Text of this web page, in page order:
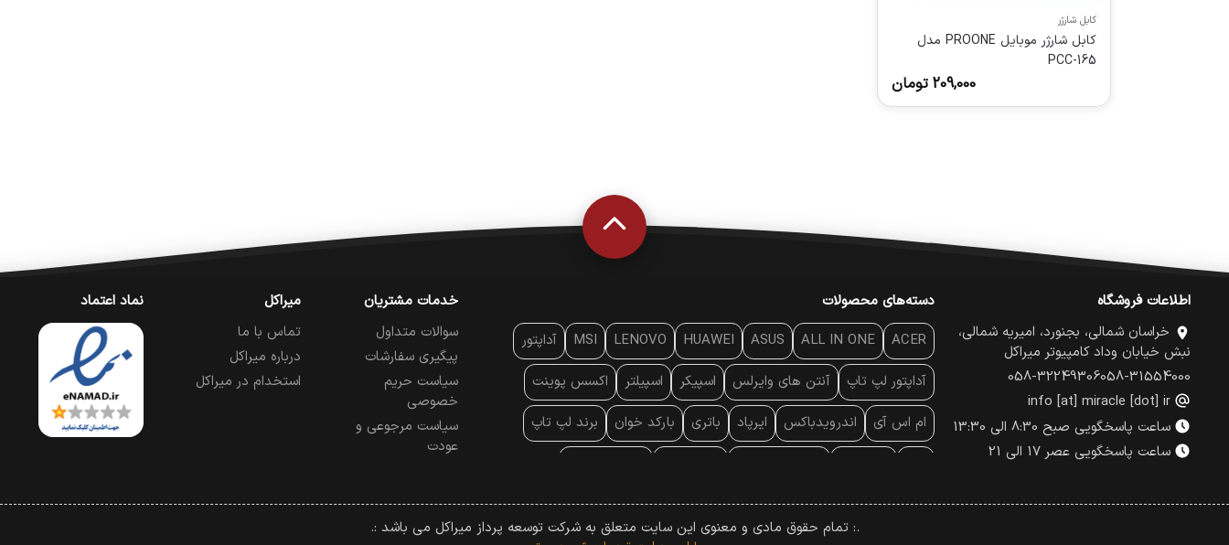
کابل شارژر
کابل شارژر موبایل PROONE مدل
PCC-165
209,000 تومان
اطلاعات فروشگاه
خراسان شمالی، بجنورد، امیریه شمالی،
نبش خیابان وداد کامپیوتر میراکل
058-31554000
058-32249306
info [at] miracle [dot] ir
ساعت پاسخگویی صبح 8:30 الی 13:30
ساعت پاسخگویی عصر 17 الی 21
دسته‌های محصولات
ACER
ALL IN ONE
ASUS
HUAWEI
LENOVO
MSI
آداپتور
آداپتور لپ تاپ
آنتن‌ های وایرلس اسپیکر اسپیلتر
اکسس پوینت
ام اس آی
اندرویدباکس ایرپاد باتری بارکد خوان
برند لپ تاپ
پچ کورد شبکه
پد موس پردازنده پرده نمایش
پرینتر حرارتی
خدمات مشتریان
سوالات متداول
پیگیری سفارشات
سیاست حریم
خصوصی
سیاست مرجوعی و
عودت
میراکل
تماس با ما
درباره میراکل
استخدام در میراکل
نماد اعتماد
.: تمام حقوق مادی و معنوی این سایت متعلق به شرکت توسعه پرداز میراکل می باشد :.